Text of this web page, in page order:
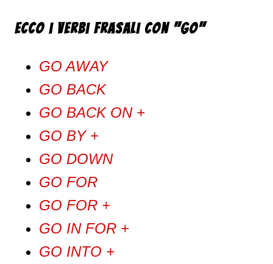
Ecco i verbi frasali con "Go"
GO AWAY
GO BACK
GO BACK ON +
GO BY +
GO DOWN
GO FOR
GO FOR +
GO IN FOR +
GO INTO +